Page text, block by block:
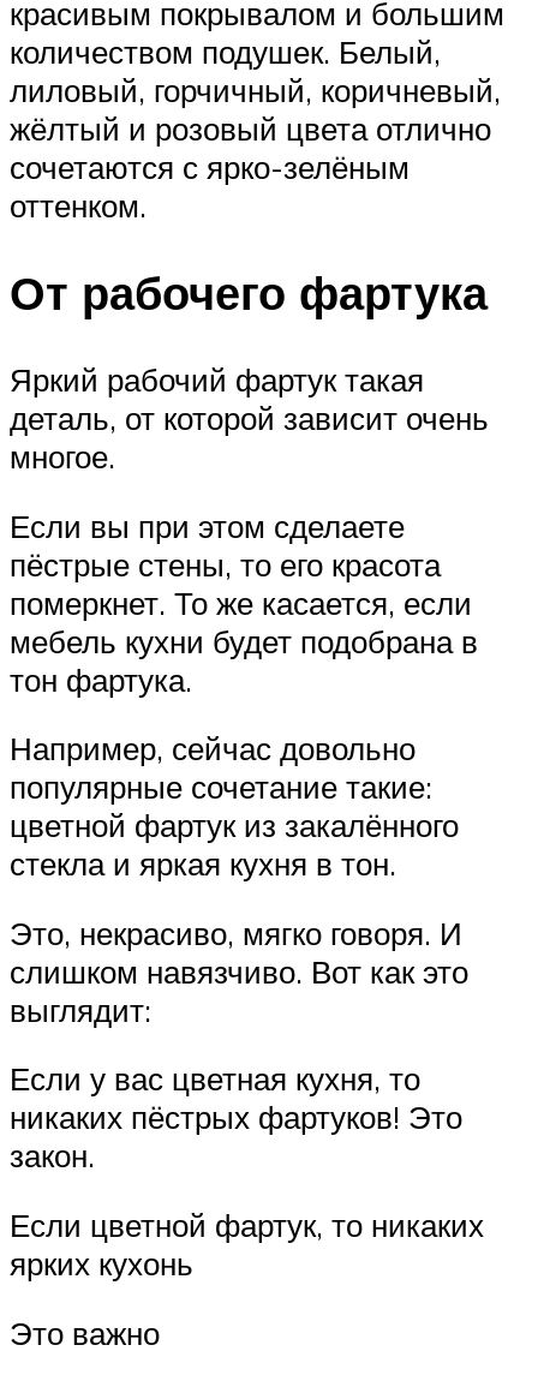
красивым покрывалом и большим
количеством подушек. Белый,
лиловый, горчичный, коричневый,
жёлтый и розовый цвета отлично
сочетаются с ярко-зелёным
оттенком.
От рабочего фартука
Яркий рабочий фартук такая
деталь, от которой зависит очень
многое.
Если вы при этом сделаете
пёстрые стены, то его красота
померкнет. То же касается, если
мебель кухни будет подобрана в
тон фартука.
Например, сейчас довольно
популярные сочетание такие:
цветной фартук из закалённого
стекла и яркая кухня в тон.
Это, некрасиво, мягко говоря. И
слишком навязчиво. Вот как это
выглядит:
Если у вас цветная кухня, то
никаких пёстрых фартуков! Это
закон.
Если цветной фартук, то никаких
ярких кухонь
Это важно